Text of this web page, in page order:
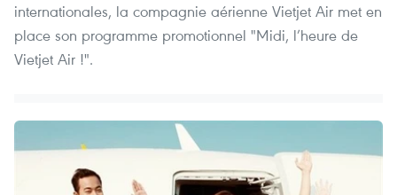
internationales, la compagnie aérienne Vietjet Air met en
place son programme promotionnel "Midi, l’heure de
Vietjet Air !".